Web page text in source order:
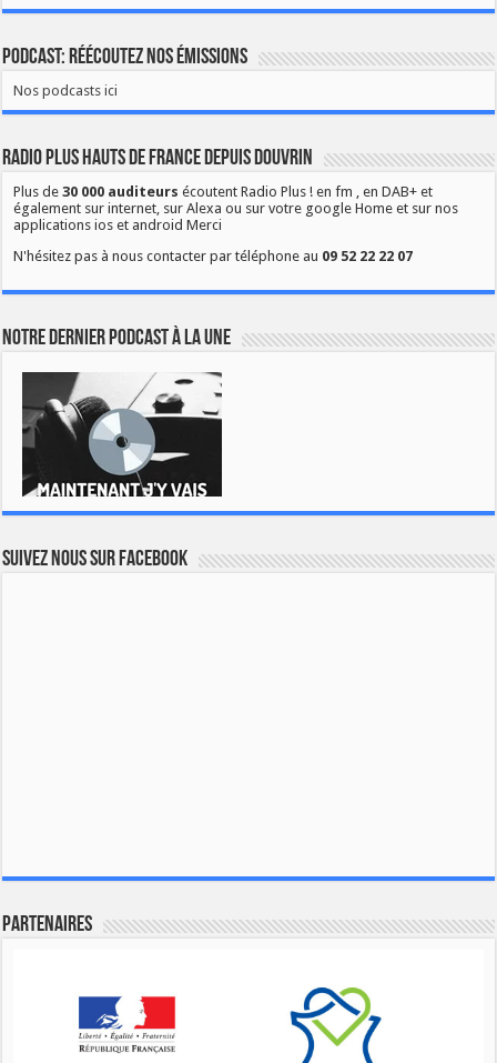
Podcast: Réécoutez nos émissions
Nos podcasts ici
Radio Plus Hauts de France depuis Douvrin
Plus de30 000 auditeurs écoutent Radio Plus ! en fm , en DAB+ et
également sur internet, sur Alexa ou sur votre google Home et sur nos
applications ios et android Merci
N'hésitez pas à nous contacter par téléphone au 09 52 22 22 07
Notre dernier podcast à la une
Suivez nous sur Facebook
Partenaires